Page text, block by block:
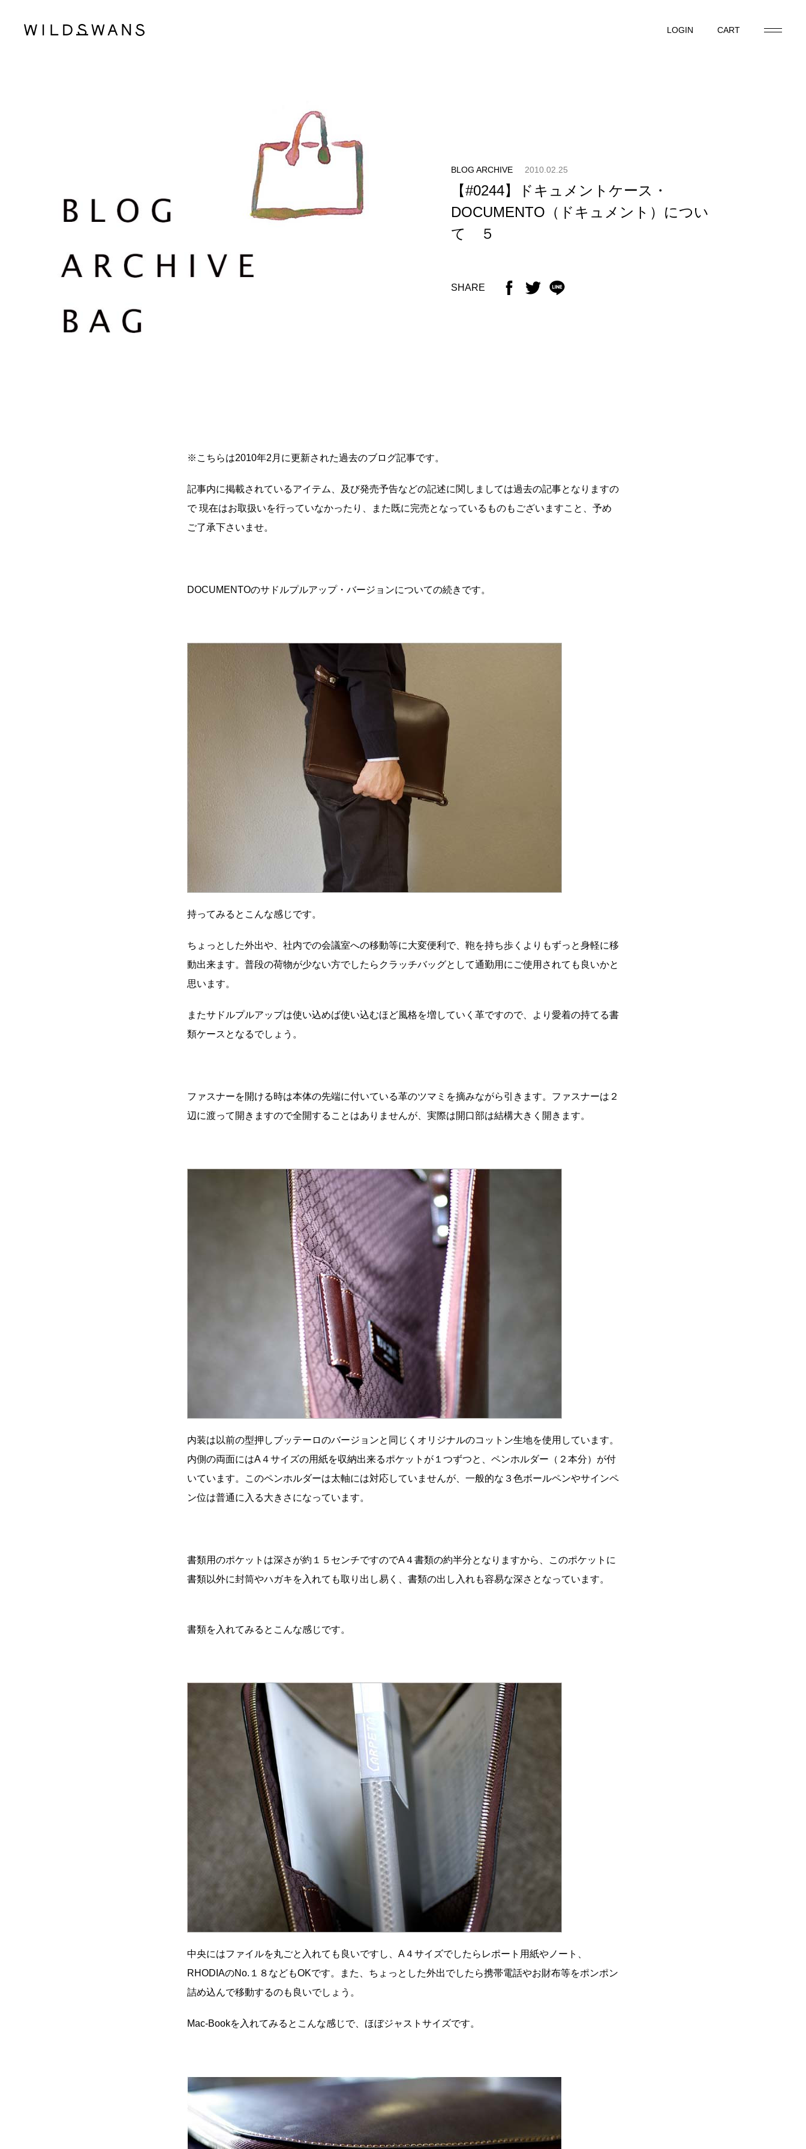
LOGIN
CART
BLOG ARCHIVE 2010.02.25
【#0244】ドキュメントケース・
DOCUMENTO（ドキュメント）につい
て ５
SHARE
※こちらは2010年2月に更新された過去のブログ記事です。
記事内に掲載されているアイテム、及び発売予告などの記述に関しましては過去の記事となりますの
で 現在はお取扱いを行っていなかったり、また既に完売となっているものもございますこと、予め
ご了承下さいませ。
DOCUMENTOのサドルプルアップ・バージョンについての続きです。
持ってみるとこんな感じです。
ちょっとした外出や、社内での会議室への移動等に大変便利で、鞄を持ち歩くよりもずっと身軽に移
動出来ます。普段の荷物が少ない方でしたらクラッチバッグとして通勤用にご使用されても良いかと
思います。
またサドルプルアップは使い込めば使い込むほど風格を増していく革ですので、より愛着の持てる書
類ケースとなるでしょう。
ファスナーを開ける時は本体の先端に付いている革のツマミを摘みながら引きます。ファスナーは２
辺に渡って開きますので全開することはありませんが、実際は開口部は結構大きく開きます。
内装は以前の型押しブッテーロのバージョンと同じくオリジナルのコットン生地を使用しています。
内側の両面にはA４サイズの用紙を収納出来るポケットが１つずつと、ペンホルダー（２本分）が付
いています。このペンホルダーは太軸には対応していませんが、一般的な３色ボールペンやサインペ
ン位は普通に入る大きさになっています。
書類用のポケットは深さが約１５センチですのでA４書類の約半分となりますから、このポケットに
書類以外に封筒やハガキを入れても取り出し易く、書類の出し入れも容易な深さとなっています。
書類を入れてみるとこんな感じです。
中央にはファイルを丸ごと入れても良いですし、A４サイズでしたらレポート用紙やノート、
RHODIAのNo.１８などもOKです。また、ちょっとした外出でしたら携帯電話やお財布等をポンポン
詰め込んで移動するのも良いでしょう。
Mac-Bookを入れてみるとこんな感じで、ほぼジャストサイズです。